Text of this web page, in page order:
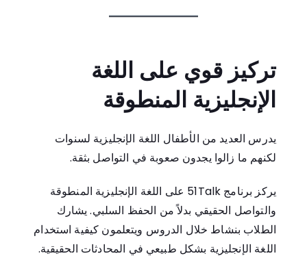
تركيز قوي على اللغة
الإنجليزية المنطوقة
يدرس العديد من الأطفال اللغة الإنجليزية لسنوات
لكنهم ما زالوا يجدون صعوبة في التواصل بثقة.
يركز برنامج 51Talk على اللغة الإنجليزية المنطوقة
والتواصل الحقيقي بدلاً من الحفظ السلبي. يشارك
الطلاب بنشاط خلال الدروس ويتعلمون كيفية استخدام
اللغة الإنجليزية بشكل طبيعي في المحادثات الحقيقية.